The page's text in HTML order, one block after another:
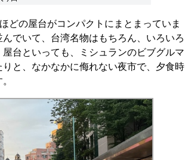
の屋台がコンパクトにまとまっていま
でいて、台湾名物はもちろん、いろいろ
台といっても、ミシュランのビブグルマ
と、なかなかに侮れない夜市で、夕食時